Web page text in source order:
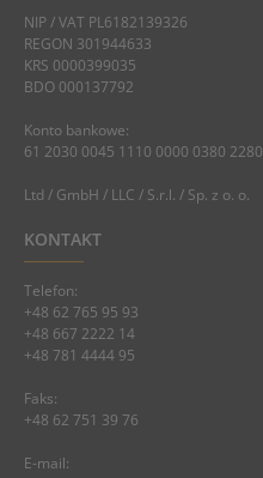
NIP / VAT PL6182139326
REGON 301944633
KRS 0000399035
BDO 000137792
Konto bankowe:
61 2030 0045 1110 0000 0380 2280
Ltd / GmbH / LLC / S.r.l. / Sp. z o. o.
KONTAKT
Telefon:
+48 62 765 95 93
+48 667 2222 14
+48 781 4444 95
Faks:
+48 62 751 39 76
E-mail: